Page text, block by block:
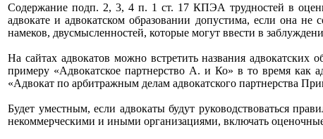
Содержание подп. 2, 3, 4 п. 1 ст. 17 КПЭА трудностей в
адвокате и адвокатском образовании допустима, если она
намеков, двусмысленностей, которые могут ввести в
На сайтах адвокатов можно встретить названия
примеру «Адвокатское партнерство А. и Ко» в то время как
«Адвокат по арбитражным делам адвокатского партнерства
Будет уместным, если адвокаты будут руководствоваться
некоммерческими и иными организациями, включать